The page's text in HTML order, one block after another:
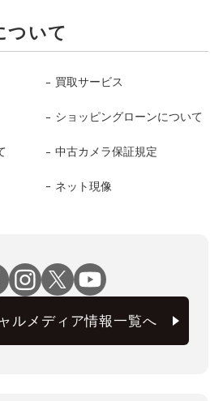
ついて
買取サービス
ショッピングローンについて
中古カメラ保証規定
ネット現像
ルメディア情報一覧へ